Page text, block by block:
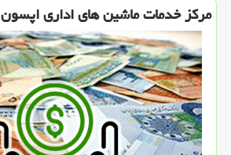
مركز خدمات ماشین های اداری اپسون